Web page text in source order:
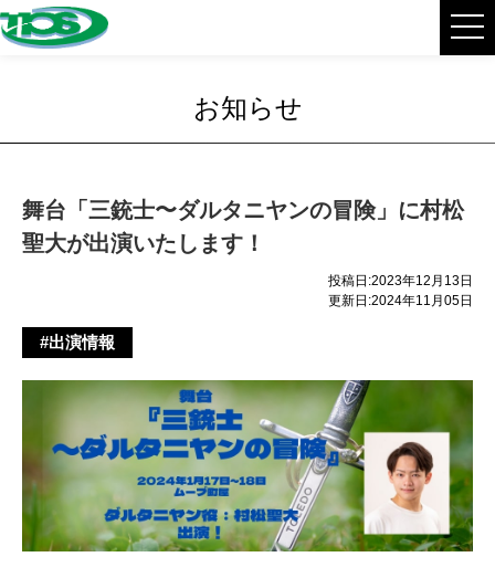
お知らせ
舞台「三銃士〜ダルタニヤンの冒険」に村松
聖大が出演いたします！
投稿日:2023年12月13日
更新日:2024年11月05日
#出演情報